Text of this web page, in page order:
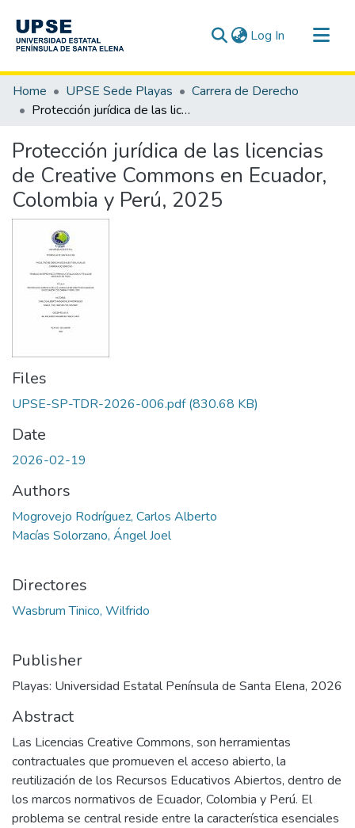
Log In (current)
Communities & Collections
All of DSpace
Home UPSE Sede Playas
Carrera de Derecho
Protección jurídica de las licencias de Creative Commons en Ecuador, Colombia y Perú, 2025
Protección jurídica de las licencias
de Creative Commons en Ecuador,
Colombia y Perú, 2025
Files
UPSE-SP-TDR-2026-006.pdf(830.68 KB)
Date
2026-02-19
Authors
Mogrovejo Rodríguez, Carlos Alberto
Macías Solorzano, Ángel Joel
Directores
Wasbrum Tinico, Wilfrido
Publisher
Playas: Universidad Estatal Península de Santa Elena, 2026
Abstract
Las Licencias Creative Commons, son herramientas
contractuales que promueven el acceso abierto, la
reutilización de los Recursos Educativos Abiertos, dentro de
los marcos normativos de Ecuador, Colombia y Perú. El
problema se central reside entre la característica esenciales